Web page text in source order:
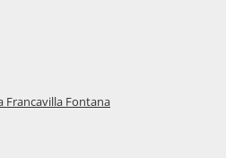
Francavilla Fontana